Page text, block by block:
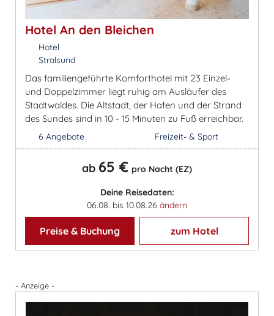
Hotel An den Bleichen
Hotel
Stralsund
Das familiengeführte Komforthotel mit 23 Einzel-
und Doppelzimmer liegt ruhig am Ausläufer des
Stadtwaldes. Die Altstadt, der Hafen und der Strand
des Sundes sind in 10 - 15 Minuten zu Fuß erreichbar.
6 Angebote Freizeit- & Sport
ab 65 € pro Nacht (EZ)
Deine Reisedaten:
06.08. bis 10.08.26 ändern
Preise & Buchung zum Hotel
- Anzeige -